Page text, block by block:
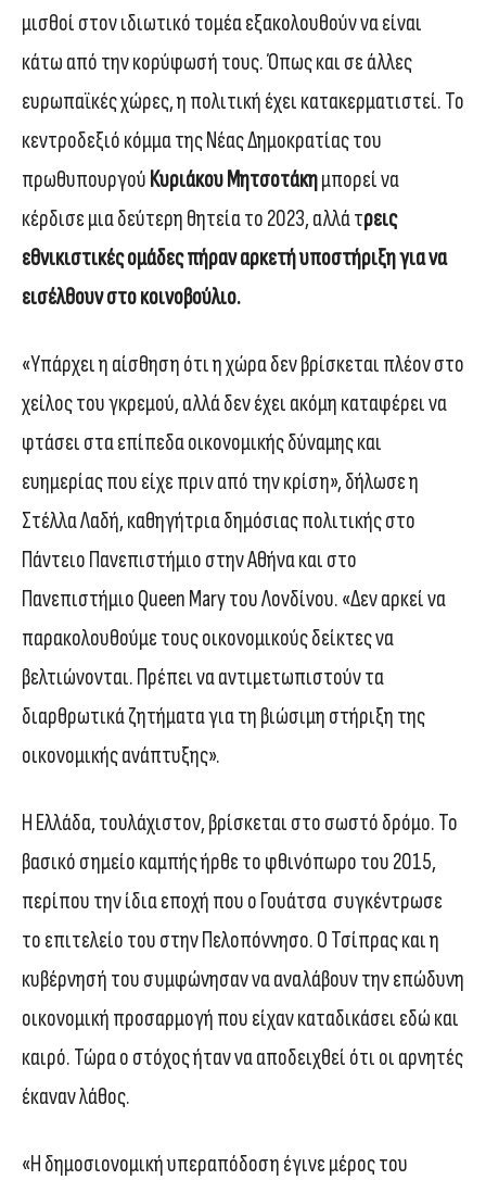
μισθοί στον ιδιωτικό τομέα εξακολουθούν να είναι
κάτω από την κορύφωσή τους. Όπως και σε άλλες
ευρωπαϊκές χώρες, η πολιτική έχει κατακερματιστεί. Το
κεντροδεξιό κόμμα της Νέας Δημοκρατίας του
πρωθυπουργού Κυριάκου Μητσοτάκημπορεί να
κέρδισε μια δεύτερη θητεία το 2023, αλλά τρεις
εθνικιστικές ομάδες πήραν αρκετή υποστήριξη για να
εισέλθουν στο κοινοβούλιο.
«Υπάρχει η αίσθηση ότι η χώρα δεν βρίσκεται πλέον στο
χείλος του γκρεμού, αλλά δεν έχει ακόμη καταφέρει να
φτάσει στα επίπεδα οικονομικής δύναμης και
ευημερίας που είχε πριν από την κρίση», δήλωσε η
Στέλλα Λαδή, καθηγήτρια δημόσιας πολιτικής στο
Πάντειο Πανεπιστήμιο στην Αθήνα και στο
Πανεπιστήμιο Queen Mary του Λονδίνου. «Δεν αρκεί να
παρακολουθούμε τους οικονομικούς δείκτες να
βελτιώνονται. Πρέπει να αντιμετωπιστούν τα
διαρθρωτικά ζητήματα για τη βιώσιμη στήριξη της
οικονομικής ανάπτυξης».
Η Ελλάδα, τουλάχιστον, βρίσκεται στο σωστό δρόμο. Το
βασικό σημείο καμπής ήρθε το φθινόπωρο του 2015,
περίπου την ίδια εποχή που ο Γουάτσα συγκέντρωσε
το επιτελείο του στην Πελοπόννησο. Ο Τσίπρας και η
κυβέρνησή του συμφώνησαν να αναλάβουν την επώδυνη
οικονομική προσαρμογή που είχαν καταδικάσει εδώ και
καιρό. Τώρα ο στόχος ήταν να αποδειχθεί ότι οι αρνητές
έκαναν λάθος.
«Η δημοσιονομική υπεραπόδοση έγινε μέρος του